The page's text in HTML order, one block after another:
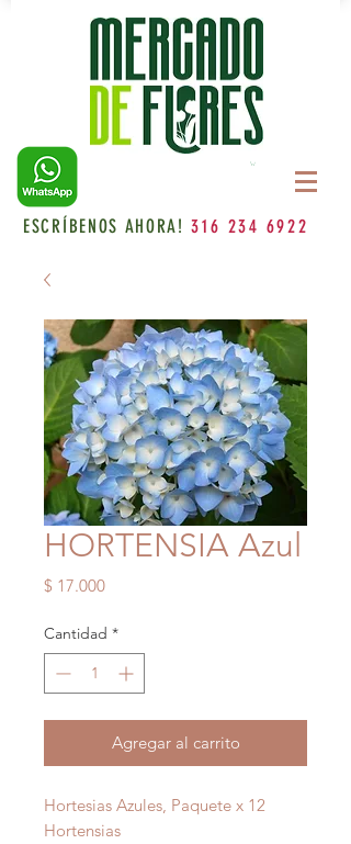
ESCRÍBENOS AHORA! 316 234 6922
HORTENSIA Azul
$ 17.000Precio
Cantidad *
Agregar al carrito
Hortesias Azules, Paquete x 12
Hortensias